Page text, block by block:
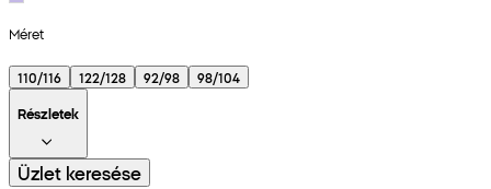
Méret
110/116 122/128 92/98
98/104
Részletek
Üzlet keresése